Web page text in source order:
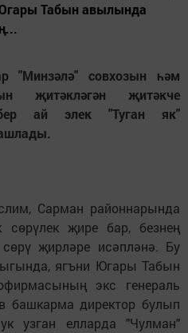
Табын авылында
"Минзәлә" совхозын һәм
җитәкләгән җитәкче
ай элек "Туган як"
Сарман районнарында
җире бар, безнең
җирләре исәпләнә. Бу
ягъни Югары Табын
экс генераль
башкарма директор булып
узган елларда "Чулман"